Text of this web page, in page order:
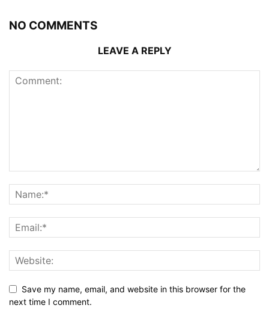
NO COMMENTS
LEAVE A REPLY
Save my name, email, and website in this browser for the
next time I comment.